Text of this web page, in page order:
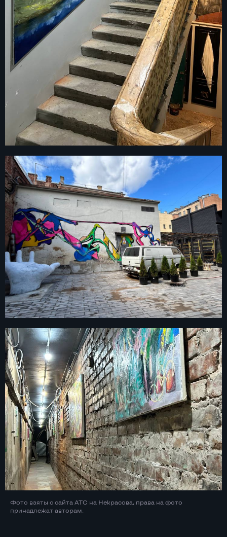
Фото взяты с сайта АТС на Некрасова, права на фото
принадлежат авторам.